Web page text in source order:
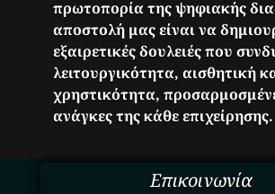
πρωτοπορία της ψηφιακής
αποστολή μας είναι να
εξαιρετικές δουλειές που
λειτουργικότητα, αισθητική
χρηστικότητα,
ανάγκες της κάθε επιχείρησης.
Επικοινωνία